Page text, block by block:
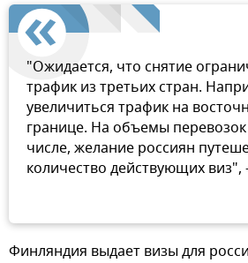
"Ожидается, что снятие
трафик из третьих стран.
увеличиться трафик на
границе. На объемы перевозок
числе, желание россиян
количество действующих
Финляндия выдает визы для